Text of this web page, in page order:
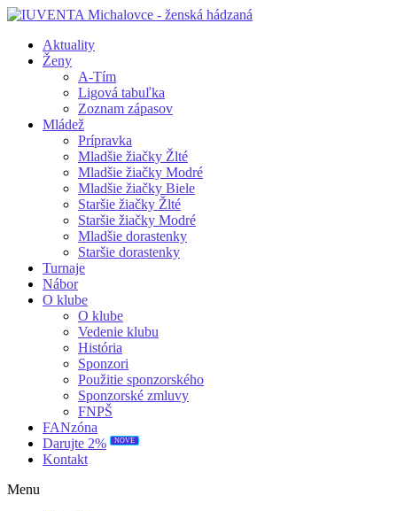
Aktuality
Ženy
A-Tím
Ligová tabuľka
Zoznam zápasov
Mládež
Prípravka
Mladšie žiačky Žlté
Mladšie žiačky Modré
Mladšie žiačky Biele
Staršie žiačky Žlté
Staršie žiačky Modré
Mladšie dorastenky
Staršie dorastenky
Turnaje
Nábor
O klube
O klube
Vedenie klubu
História
Sponzori
Použitie sponzorského
Sponzorské zmluvy
FNPŠ
FANzóna
Darujte 2%
NOVÉ
Kontakt
Menu